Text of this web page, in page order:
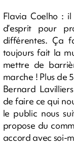
Flavia Coelho :
d’esprit pour
différentes. Ça
toujours fait la
mettre de
marche ! Plus de
Bernard
de faire ce qui
le public nous
propose du
accord avec soi-